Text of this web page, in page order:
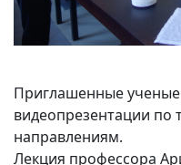
Приглашенные ученые
видеопрезентации
направлениям.
Лекция профессора